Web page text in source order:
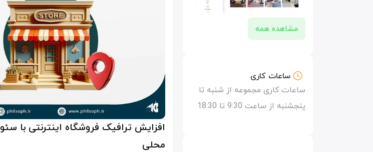
افزایش ترافیک فروشگاه اینترنتی با سئو
محلی
مشاهده همه
ساعات کاری
ساعات کاری مجموعه از شنبه تا
پنجشنبه از ساعت 9:30 تا 18:30